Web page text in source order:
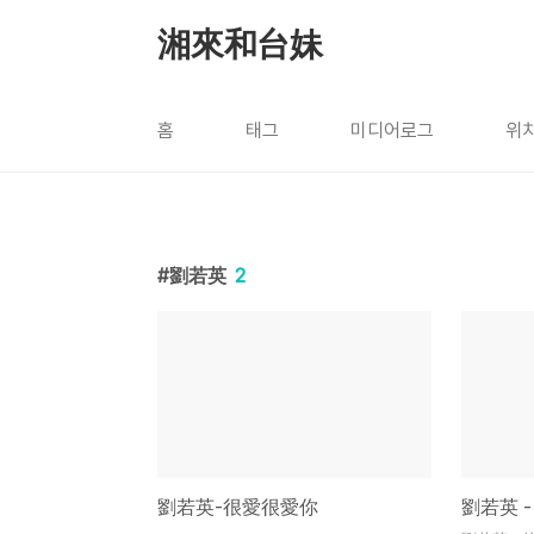
湘來和台妹
홈 태그 미디어로그 위
劉若英 2
劉若英-很愛很愛你 劉若英